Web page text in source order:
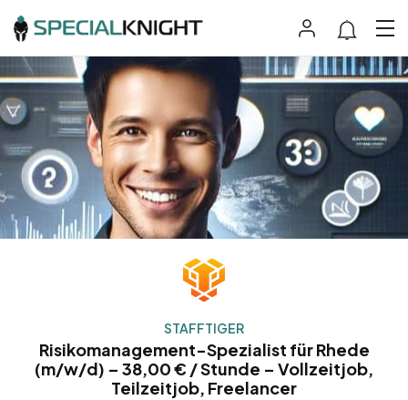
STAFFTIGER
Risikomanagement-Spezialist für Rhede
(m/w/d) – 38,00 € / Stunde – Vollzeitjob,
Teilzeitjob, Freelancer